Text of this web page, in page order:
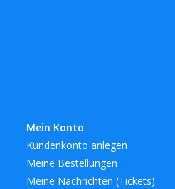
Mein Konto
Kundenkonto anlegen
Meine Bestellungen
Meine Nachrichten (Tickets)